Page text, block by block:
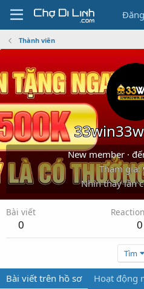
Thành viên
New member ·
Tham gia
Nhìn thấy lần
Bài viết
0 0
Tìm
Bài viết trên hồ sơ Hoạt động